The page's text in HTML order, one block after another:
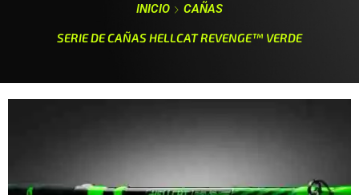
INICIO
CAÑAS
SERIE DE CAÑAS HELLCAT REVENGE™ VERDE